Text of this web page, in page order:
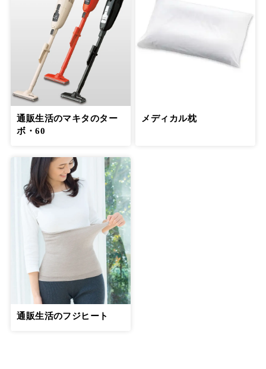
通販生活のマキタのター
ボ・60
メディカル枕
通販生活のフジヒート